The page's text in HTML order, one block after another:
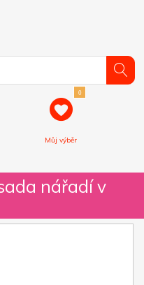
0
Můj výběr
nářadí v